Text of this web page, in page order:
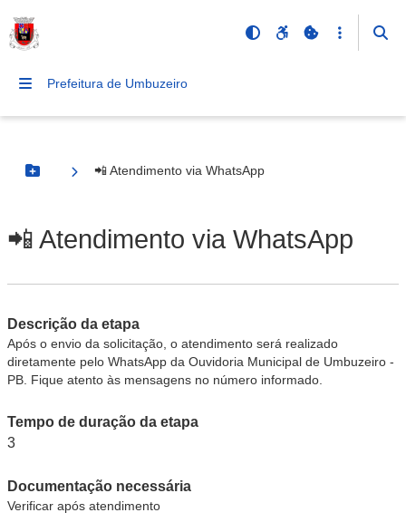
Prefeitura de Umbuzeiro
Botão Menu
📲 Atendimento via WhatsApp
📲 Atendimento via WhatsApp
Descrição da etapa
Após o envio da solicitação, o atendimento será realizado
diretamente pelo WhatsApp da Ouvidoria Municipal de Umbuzeiro -
PB. Fique atento às mensagens no número informado.
Tempo de duração da etapa
3
Documentação necessária
Verificar após atendimento